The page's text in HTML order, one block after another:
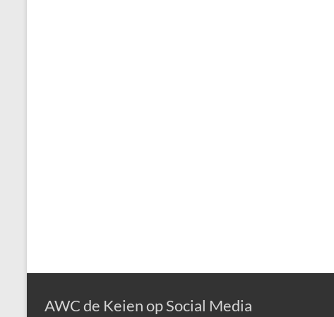
AWC de Keien op Social Media